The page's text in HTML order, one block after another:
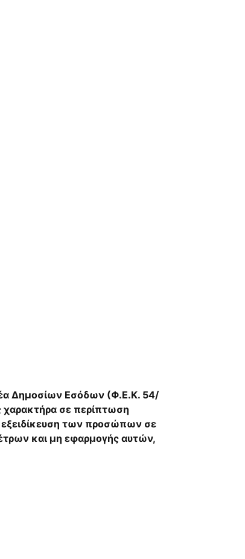
Δημοσίων Εσόδων (Φ.Ε.Κ. 54/
χαρακτήρα σε περίπτωση
εξειδίκευση των προσώπων σε
και μη εφαρμογής αυτών,